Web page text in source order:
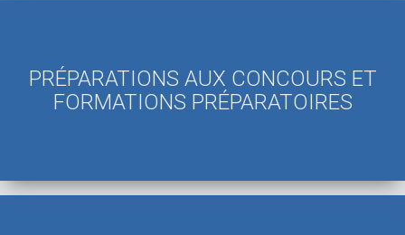
PRÉPARATIONS AUX CONCOURS ET
FORMATIONS PRÉPARATOIRES